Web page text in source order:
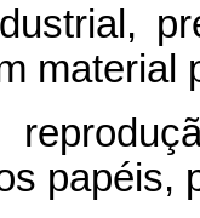
material
papéis,